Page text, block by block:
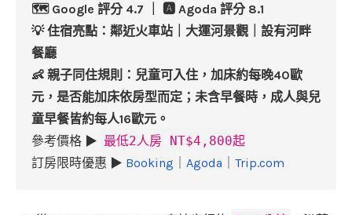
🗺️ Google 評分 4.7 ｜ 🅰️ Agoda 評分 8.1
💡 住宿亮點：鄰近火車站｜大運河景觀｜設有河畔
餐廳
👶 親子同住規則：兒童可入住，加床約每晚40歐
元，是否能加床依房型而定；未含早餐時，成人與兒
童早餐皆約每人16歐元。
參考價格 ▶ 最低2人房 NT$4,800起
訂房限時優惠 ▶ Booking Agoda Trip.com